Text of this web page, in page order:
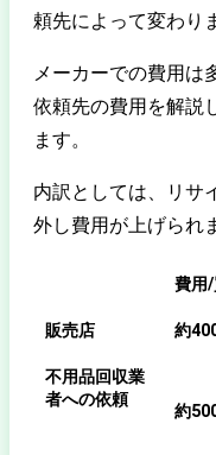
頼先によって変わり
メーカーでの費用は
依頼先の費用を解説
ます。
内訳としては、リサ
外し費用が上げられ
費用
販売店 約
不用品回収業
者への依頼
約